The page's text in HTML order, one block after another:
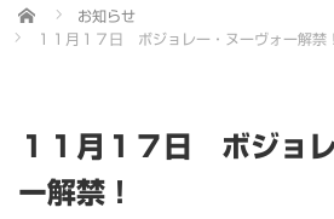
Home
お知らせ
１１月１７日 ボジョレー・ヌーヴォー解禁！
１１月１７日 ボジョ
ー解禁！